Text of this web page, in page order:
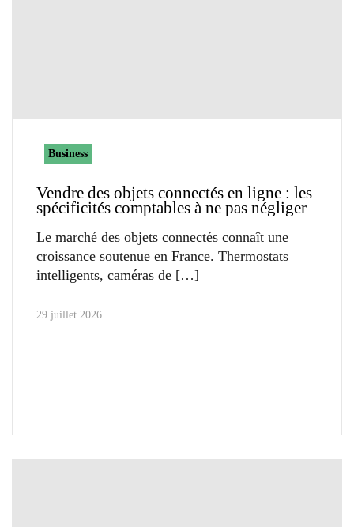
Business
Vendre des objets connectés en ligne : les
spécificités comptables à ne pas négliger
Le marché des objets connectés connaît une
croissance soutenue en France. Thermostats
intelligents, caméras de
29 juillet 2026